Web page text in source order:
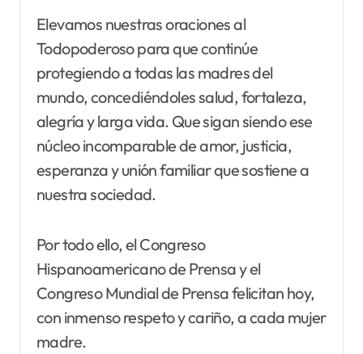
Elevamos nuestras oraciones al
Todopoderoso para que continúe
protegiendo a todas las madres del
mundo, concediéndoles salud, fortaleza,
alegría y larga vida. Que sigan siendo ese
núcleo incomparable de amor, justicia,
esperanza y unión familiar que sostiene a
nuestra sociedad.
Por todo ello, el Congreso
Hispanoamericano de Prensa y el
Congreso Mundial de Prensa felicitan hoy,
con inmenso respeto y cariño, a cada mujer
madre.